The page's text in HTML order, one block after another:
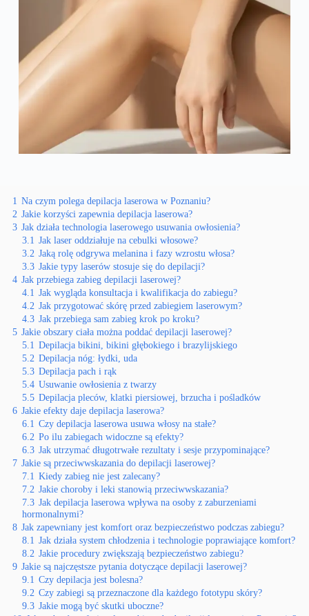
1 Na czym polega depilacja laserowa w Poznaniu?
2 Jakie korzyści zapewnia depilacja laserowa?
3 Jak działa technologia laserowego usuwania owłosienia?
3.1 Jak laser oddziałuje na cebulki włosowe?
3.2 Jaką rolę odgrywa melanina i fazy wzrostu włosa?
3.3 Jakie typy laserów stosuje się do depilacji?
4 Jak przebiega zabieg depilacji laserowej?
4.1 Jak wygląda konsultacja i kwalifikacja do zabiegu?
4.2 Jak przygotować skórę przed zabiegiem laserowym?
4.3 Jak przebiega sam zabieg krok po kroku?
5 Jakie obszary ciała można poddać depilacji laserowej?
5.1 Depilacja bikini, bikini głębokiego i brazylijskiego
5.2 Depilacja nóg: łydki, uda
5.3 Depilacja pach i rąk
5.4 Usuwanie owłosienia z twarzy
5.5 Depilacja pleców, klatki piersiowej, brzucha i pośladków
6 Jakie efekty daje depilacja laserowa?
6.1 Czy depilacja laserowa usuwa włosy na stałe?
6.2 Po ilu zabiegach widoczne są efekty?
6.3 Jak utrzymać długotrwałe rezultaty i sesje przypominające?
7 Jakie są przeciwwskazania do depilacji laserowej?
7.1 Kiedy zabieg nie jest zalecany?
7.2 Jakie choroby i leki stanowią przeciwwskazania?
7.3 Jak depilacja laserowa wpływa na osoby z zaburzeniami
hormonalnymi?
8 Jak zapewniany jest komfort oraz bezpieczeństwo podczas zabiegu?
8.1 Jak działa system chłodzenia i technologie poprawiające komfort?
8.2 Jakie procedury zwiększają bezpieczeństwo zabiegu?
9 Jakie są najczęstsze pytania dotyczące depilacji laserowej?
9.1 Czy depilacja jest bolesna?
9.2 Czy zabiegi są przeznaczone dla każdego fototypu skóry?
9.3 Jakie mogą być skutki uboczne?